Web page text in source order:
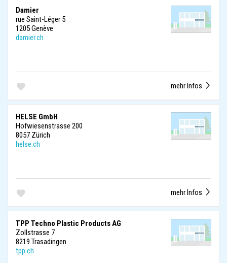
Damier
rue Saint-Léger 5
1205 Genève
damier.ch
mehr Infos
HELSE GmbH
Hofwiesenstrasse 200
8057 Zürich
helse.ch
mehr Infos
TPP Techno Plastic Products AG
Zollstrasse 7
8219 Trasadingen
tpp.ch